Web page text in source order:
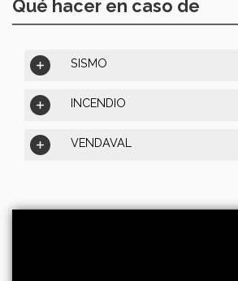
Qué hacer en caso de
SISMO
INCENDIO
VENDAVAL